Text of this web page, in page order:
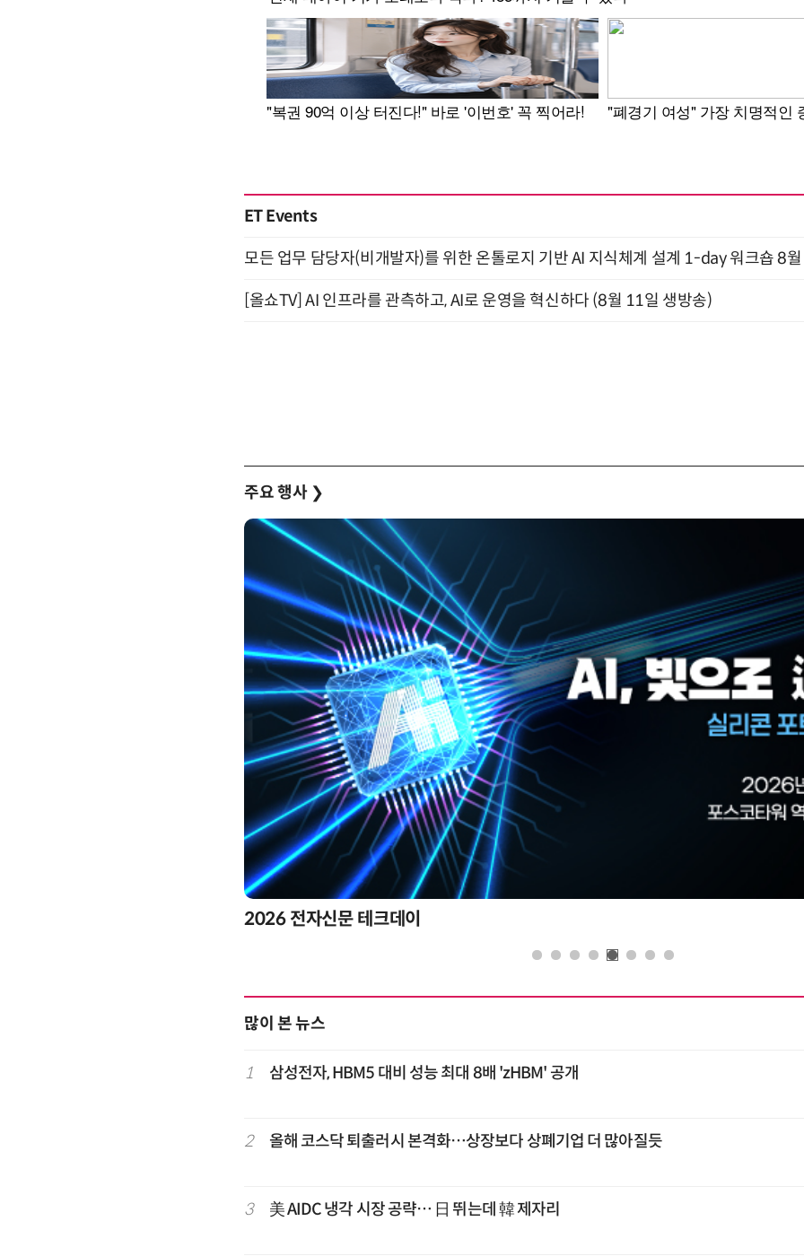
ET Events
모든 업무 담당자(비개발자)를 위한 온톨로지 기반 AI 지식체계 설계 1-day 워크숍 8월
[올쇼TV] AI 인프라를 관측하고, AI로 운영을 혁신하다 (8월 11일 생방송)
주요 행사 ❯
2026 전자신문 테크데이
많이 본 뉴스
1 삼성전자, HBM5 대비 성능 최대 8배 'zHBM' 공개
2 올해 코스닥 퇴출러시 본격화…상장보다 상폐기업 더 많아질듯
3 美 AIDC 냉각 시장 공략… 日 뛰는데 韓 제자리